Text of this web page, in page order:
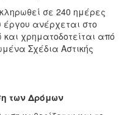
σε 240 ημέρες
έργου ανέρχεται στο
χρηματοδοτείται από
Σχέδια Αστικής
των Δρόμων